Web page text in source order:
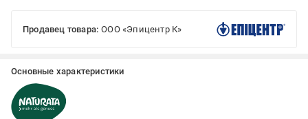
Продавец товара: ООО «Эпицентр К»
Основные характеристики